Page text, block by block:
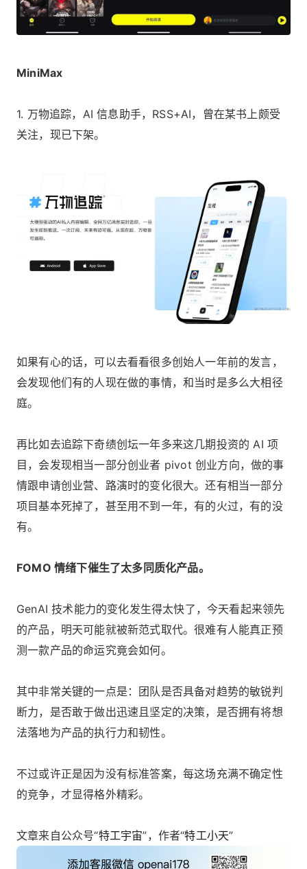
MiniMax
1. 万物追踪，AI 信息助手，RSS+AI，曾在某书上颇受
关注，现已下架。
如果有心的话，可以去看看很多创始人一年前的发言，
会发现他们有的人现在做的事情，和当时是多么大相径
庭。
再比如去追踪下奇绩创坛一年多来这几期投资的 AI 项
目，会发现相当一部分创业者 pivot 创业方向，做的事
情跟申请创业营、路演时的变化很大。还有相当一部分
项目基本死掉了，甚至用不到一年，有的火过，有的没
有。
FOMO 情绪下催生了太多同质化产品。
GenAI 技术能力的变化发生得太快了，今天看起来领先
的产品，明天可能就被新范式取代。很难有人能真正预
测一款产品的命运究竟会如何。
其中非常关键的一点是：团队是否具备对趋势的敏锐判
断力，是否敢于做出迅速且坚定的决策，是否拥有将想
法落地为产品的执行力和韧性。
不过或许正是因为没有标准答案，每这场充满不确定性
的竞争，才显得格外精彩。
文章来自公众号“特工宇宙”，作者“特工小天”